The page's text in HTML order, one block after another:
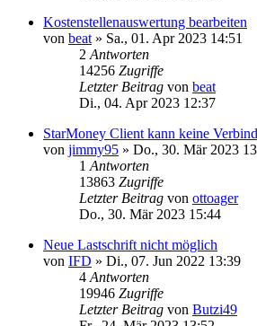
Kostenstellenauswertung bearbeiten
von beat » Sa., 01. Apr 2023 14:51
2 Antworten
14256 Zugriffe
Letzter Beitrag von beat
Di., 04. Apr 2023 12:37
StarMoney Client kann keine
von jimmy95 » Do., 30. Mär 2023
1 Antworten
13863 Zugriffe
Letzter Beitrag von ottoager
Do., 30. Mär 2023 15:44
Neue Lastschrift nicht möglich
von IFD » Di., 07. Jun 2022 13:39
4 Antworten
19946 Zugriffe
Letzter Beitrag von Butzi49